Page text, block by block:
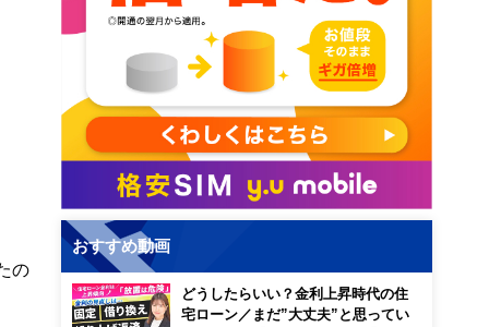
の
おすすめ動画
どうしたらいい？金利上昇時代の住
宅ローン／まだ”大丈夫”と思ってい